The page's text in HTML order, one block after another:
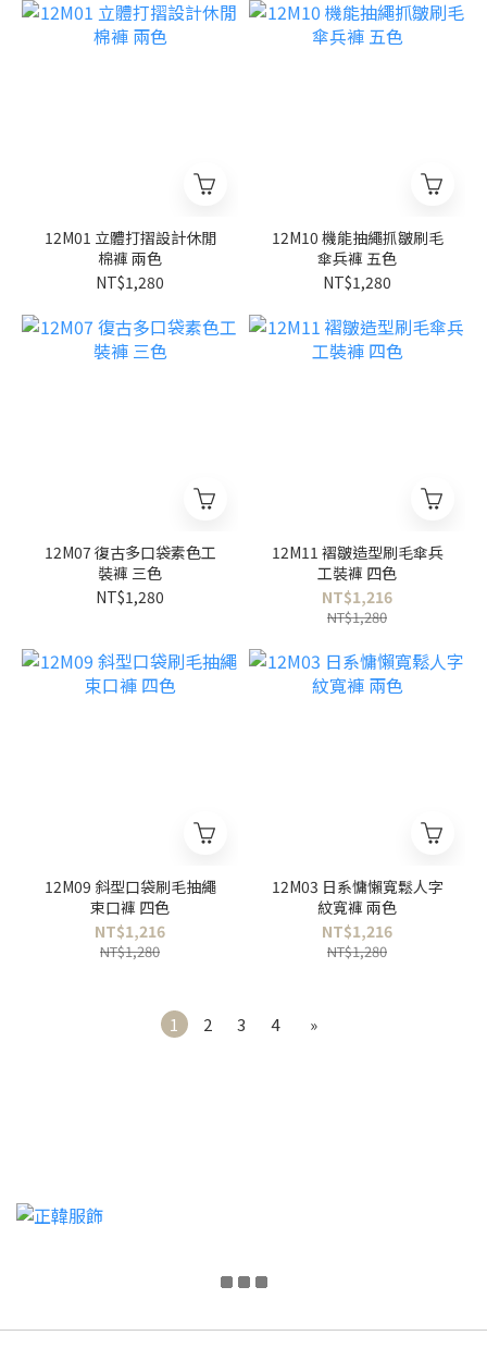
12M01 立體打摺設計休閒
棉褲 兩色
NT$1,280
12M10 機能抽繩抓皺刷毛
傘兵褲 五色
NT$1,280
12M07 復古多口袋素色工
裝褲 三色
NT$1,280
12M11 褶皺造型刷毛傘兵
工裝褲 四色
NT$1,216
NT$1,280
12M09 斜型口袋刷毛抽繩
束口褲 四色
NT$1,216
NT$1,280
12M03 日系慵懶寬鬆人字
紋寬褲 兩色
NT$1,216
NT$1,280
1 2 3 4 »